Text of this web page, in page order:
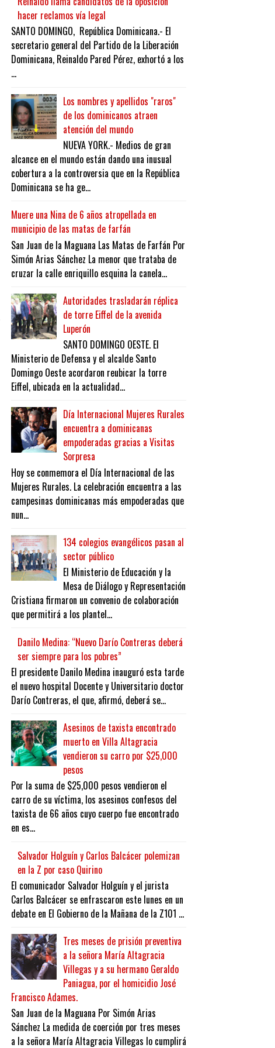
hacer reclamos vía legal
SANTO DOMINGO, República Dominicana.- El
secretario general del Partido de la Liberación
Dominicana, Reinaldo Pared Pérez, exhortó a los
...
Los nombres y apellidos "raros"
de los dominicanos atraen
atención del mundo
NUEVA YORK.- Medios de gran
alcance en el mundo están dando una inusual
cobertura a la controversia que en la República
Dominicana se ha ge...
Muere una Nina de 6 años atropellada en
municipio de las matas de farfán
San Juan de la Maguana Las Matas de Farfán Por
Simón Arias Sánchez La menor que trataba de
cruzar la calle enriquillo esquina la canela...
Autoridades trasladarán réplica
de torre Eiffel de la avenida
Luperón
SANTO DOMINGO OESTE. El
Ministerio de Defensa y el alcalde Santo
Domingo Oeste acordaron reubicar la torre
Eiffel, ubicada en la actualidad...
Día Internacional Mujeres Rurales
encuentra a dominicanas
empoderadas gracias a Visitas
Sorpresa
Hoy se conmemora el Día Internacional de las
Mujeres Rurales. La celebración encuentra a las
campesinas dominicanas más empoderadas que
nun...
134 colegios evangélicos pasan al
sector público
El Ministerio de Educación y la
Mesa de Diálogo y Representación
Cristiana firmaron un convenio de colaboración
que permitirá a los plantel...
Danilo Medina: “Nuevo Darío Contreras deberá
ser siempre para los pobres”
El presidente Danilo Medina inauguró esta tarde
el nuevo hospital Docente y Universitario doctor
Darío Contreras, el que, afirmó, deberá se...
Asesinos de taxista encontrado
muerto en Villa Altagracia
vendieron su carro por $25,000
pesos
Por la suma de $25,000 pesos vendieron el
carro de su víctima, los asesinos confesos del
taxista de 66 años cuyo cuerpo fue encontrado
en es...
Salvador Holguín y Carlos Balcácer polemizan
en la Z por caso Quirino
El comunicador Salvador Holguín y el jurista
Carlos Balcácer se enfrascaron este lunes en un
debate en El Gobierno de la Mañana de la Z101 ...
Tres meses de prisión preventiva
a la señora María Altagracia
Villegas y a su hermano Geraldo
Paniagua, por el homicidio José
Francisco Adames.
San Juan de la Maguana Por Simón Arias
Sánchez La medida de coerción por tres meses
a la señora María Altagracia Villegas lo cumplirá